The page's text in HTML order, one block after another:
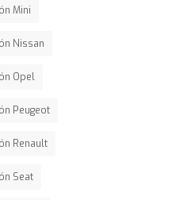
Mini
Nissan
Opel
Peugeot
Renault
Seat